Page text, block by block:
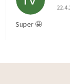
Super 🤩